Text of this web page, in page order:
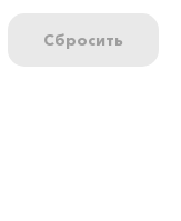
Сбросить